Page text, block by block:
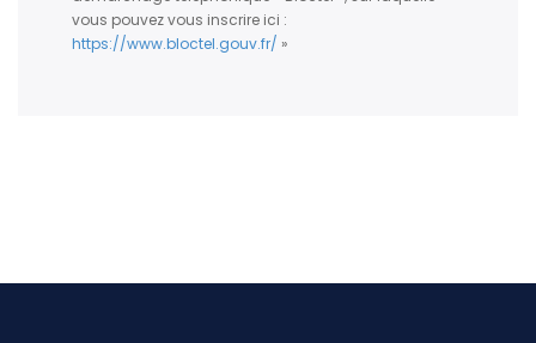
vous pouvez vous inscrire ici :
https://www.bloctel.gouv.fr/ »